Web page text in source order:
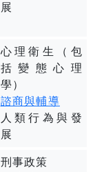
展
心理衛生（包
括變態心理
學）
諮商與輔導
人類行為與發
展
刑事政策